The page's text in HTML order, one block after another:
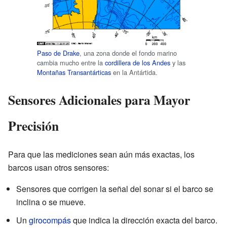
Paso de Drake, una zona donde el fondo marino
cambia mucho entre la cordillera de los Andes y las
Montañas Transantárticas en la Antártida.
Sensores Adicionales para Mayor
Precisión
Para que las mediciones sean aún más exactas, los
barcos usan otros sensores:
Sensores que corrigen la señal del sonar si el barco se
inclina o se mueve.
Un girocompásque indica la dirección exacta del barco.